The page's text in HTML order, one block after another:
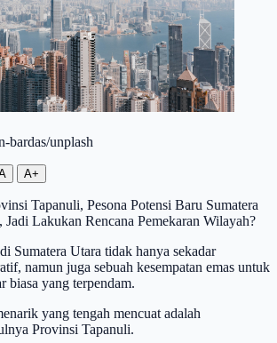
bardas/unplash
A+
Tapanuli, Pesona Potensi Baru Sumatera
Lakukan Rencana Pemekaran Wilayah?
Sumatera Utara tidak hanya sekadar
namun juga sebuah kesempatan emas untuk
biasa yang terpendam.
yang tengah mencuat adalah
Provinsi Tapanuli.